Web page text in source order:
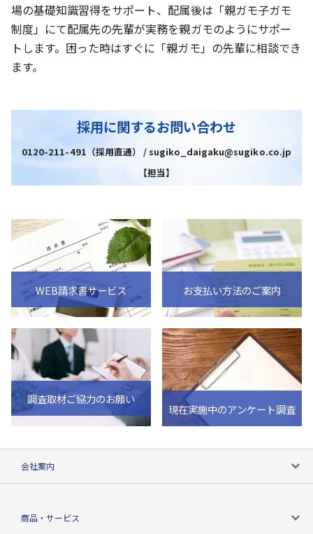
場の基礎知識習得をサポート、配属後は「親ガモ子ガモ
制度」にて配属先の先輩が実務を親ガモのようにサポー
トします。困った時はすぐに「親ガモ」の先輩に相談でき
ます。
採用に関するお問い合わせ
0120-211-491（採用直通） / sugiko_daigaku@sugiko.co.jp
【担当】
WEB請求書サービス お支払い方法のご案内
調査取材ご協力のお願い
現在実施中のアンケート調査
会社案内
商品・サービス